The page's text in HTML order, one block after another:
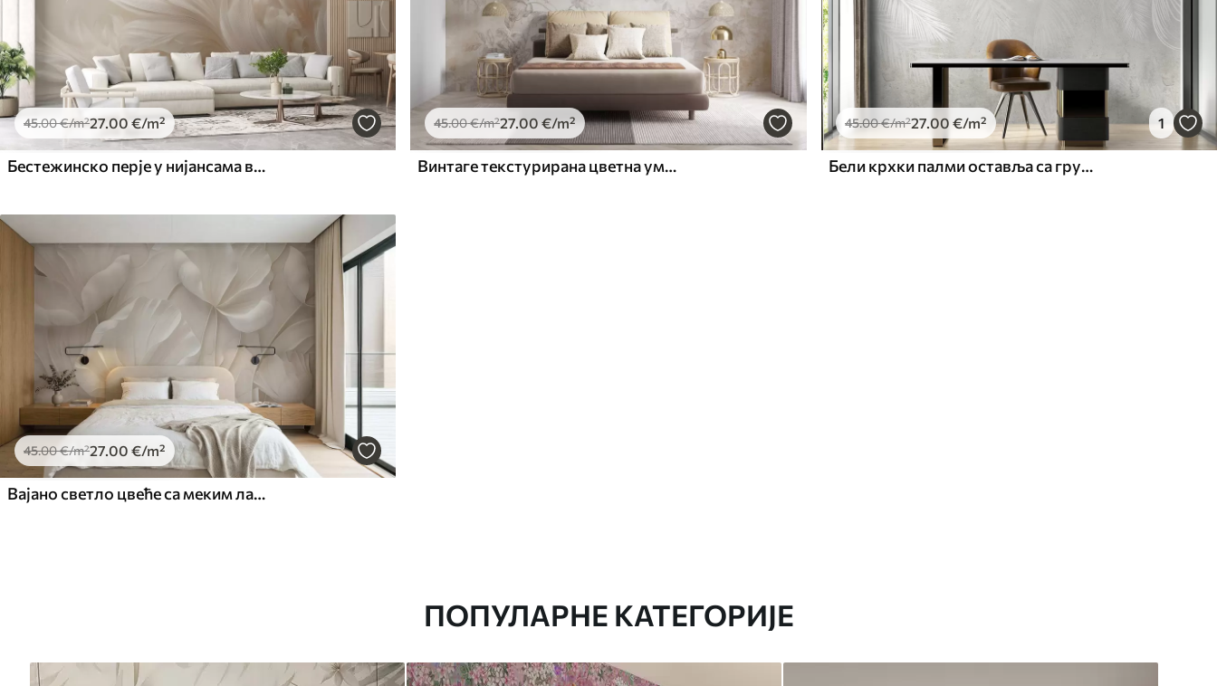
45.00€/m²27 .00 €/m²
Бестежинско перје у нијансама ваниле креме
45.00€/m²27 .00 €/m²
Винтаге текстурирана цветна уметност са илустрацијама нежног баштенског цвећа и лишћа у стилу цртања, меки пастелни беж и сепија тонови
45.00€/m²27.00 €/m² 1
Бели крхки палми оставља са грунге текстуром
45.00€/m²27.00 €/m²
Вајано светло цвеће са меким латицама
ПОПУЛАРНЕ КАТЕГОРИЈЕ